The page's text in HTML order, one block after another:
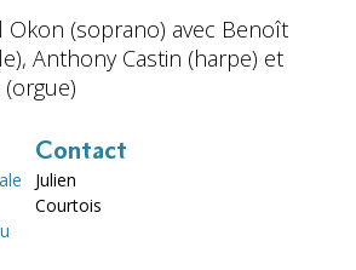
Okon (soprano) avec Benoît
Anthony Castin (harpe) et
Contact
Julien
Courtois